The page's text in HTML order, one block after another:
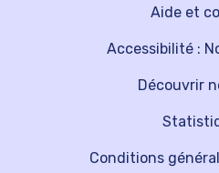
Découvrir
Aide et
Accessibilité :
Conditions